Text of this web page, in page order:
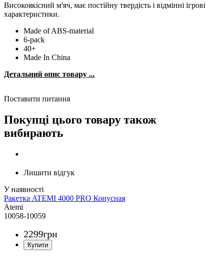
Високоякісний м'яч, має постійну твердість і відмінні ігрові
характеристики.
Made of ABS-material
6-pack
40+
Made In China
Детальний опис товару ...
Поставити питання
Покупці цього товару також
вибирають
Лишити відгук
Ракетка ATEMI 4000 PRO Конусная
Atemi
10058-10059
2299грн